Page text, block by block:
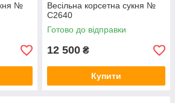
№
Весільна корсетна сукня №
C2640
Готово до відправки
12 500 ₴
Купити